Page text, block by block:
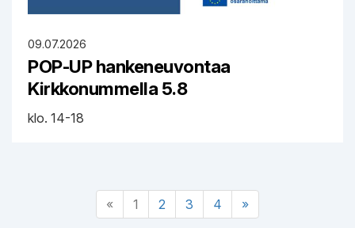
POP-UP hankeneuvontaa
Kirkkonummella 5.8
klo. 14-18
09.07.2026
« 1 2 3 4 »